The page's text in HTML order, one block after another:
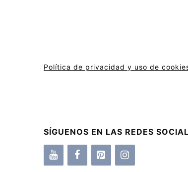
Política de privacidad y uso de
SÍGUENOS EN LAS REDES